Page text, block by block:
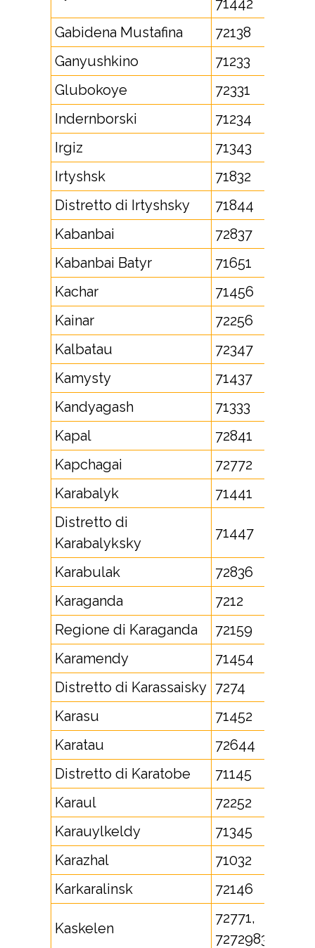
71442
Gabidena Mustafina
72138
Ganyushkino
71233
Glubokoye
72331
Indernborski
71234
Irgiz
71343
Irtyshsk
71832
Distretto di Irtyshsky
71844
Kabanbai
72837
Kabanbai Batyr
71651
Kachar
71456
Kainar
72256
Kalbatau
72347
Kamysty
71437
Kandyagash
71333
Kapal
72841
Kapchagai
72772
Karabalyk
71441
Distretto di
Karabalyksky
71447
Karabulak
72836
Karaganda
7212
Regione di Karaganda
72159
Karamendy
71454
Distretto di Karassaisky 7274
Karasu
71452
Karatau
72644
Distretto di Karatobe
71145
Karaul
72252
Karauylkeldy
71345
Karazhal
71032
Karkaralinsk
72146
Kaskelen
72771,
7272983